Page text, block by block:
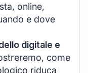
online,
e dove
digitale e
come
riduca